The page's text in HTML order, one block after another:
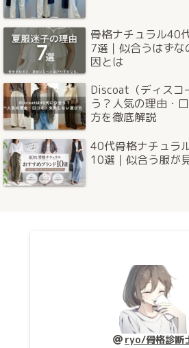
骨格ナチュラル40
7選｜似合うはず
因とは
Discoat（ディスコ
う？人気の理由・
方を徹底解説
40代骨格ナチュラ
10選｜似合う服が
ryo/骨格診断